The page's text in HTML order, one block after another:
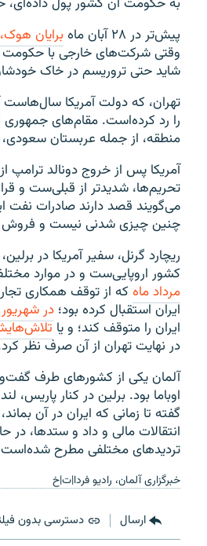
پیش‌تر در ۲۸ آبان ماه
برایان
وقتی شرکت‌های خارجی با حکومت
شاید حتی تروریسم در خاک
تهران، که دولت آمریکا سال‌هاست
را رد کرده‌است. مقام‌های جمهوری
منطقه، از جمله عربستان
آمریکا پس از خروج دونالد ترامپ از
تحریم‌ها، شدیدتر از قبلی‌ست و
می‌گویند قصد دارند صادرات نفت
چنین چیزی شدنی نیست و فروش
ریچارد گرنل، سفیر آمریکا در
کشور اروپایی‌ست و در موارد
مرداد ماه که از توقف همکاری
ایران استقبال کرده بود؛در
ایران را متوقف کند؛ و یا
در نهایت تهران از آن صرف نظر
آلمان یکی از کشورهای طرف
اوباما بود. برلین در کنار پاریس،
گفته‌ تا زمانی که ایران در آن
انتقالات مالی و داد و ستدها، در
تردیدهای مختلفی مطرح
خبرگزاری آلمان، رادیو فردا|ت|خ
ارسال دسترسی بدون